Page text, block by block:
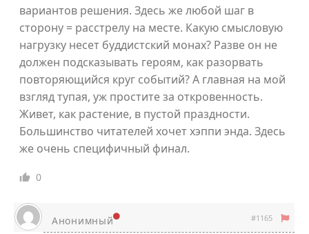
вариантов решения. Здесь же любой шаг в
сторону = расстрелу на месте. Какую смысловую
нагрузку несет буддистский монах? Разве он не
должен подсказывать героям, как разорвать
повторяющийся круг событий? А главная на мой
взгляд тупая, уж простите за откровенность.
Живет, как растение, в пустой праздности.
Большинство читателей хочет хэппи энда. Здесь
же очень специфичный финал.
0
Анонимный #1165